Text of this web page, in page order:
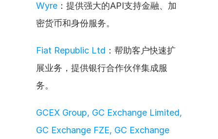
Wyre ：提供强大的API支持金融、加
密货币和身份服务。
Fiat Republic Ltd ：帮助客户快速扩
展业务，提供银行合作伙伴集成服
务。
GCEX Group, GC Exchange Limited,
GC Exchange FZE, GC Exchange